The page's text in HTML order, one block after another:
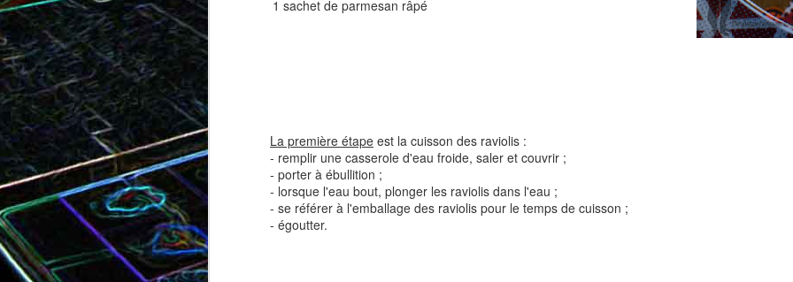
1 sachet de parmesan râpé
La première étape est la cuisson des raviolis :
- remplir une casserole d'eau froide, saler et couvrir ;
- porter à ébullition ;
- lorsque l'eau bout, plonger les raviolis dans l'eau ;
- se référer à l'emballage des raviolis pour le temps de cuisson ;
- égoutter.
Tatin de tomates cerises à la
tapenade
4